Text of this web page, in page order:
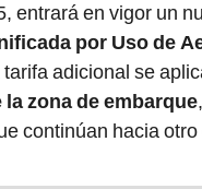
entrará en vigor un
por Uso de
adicional se
zona de embarque
continúan hacia